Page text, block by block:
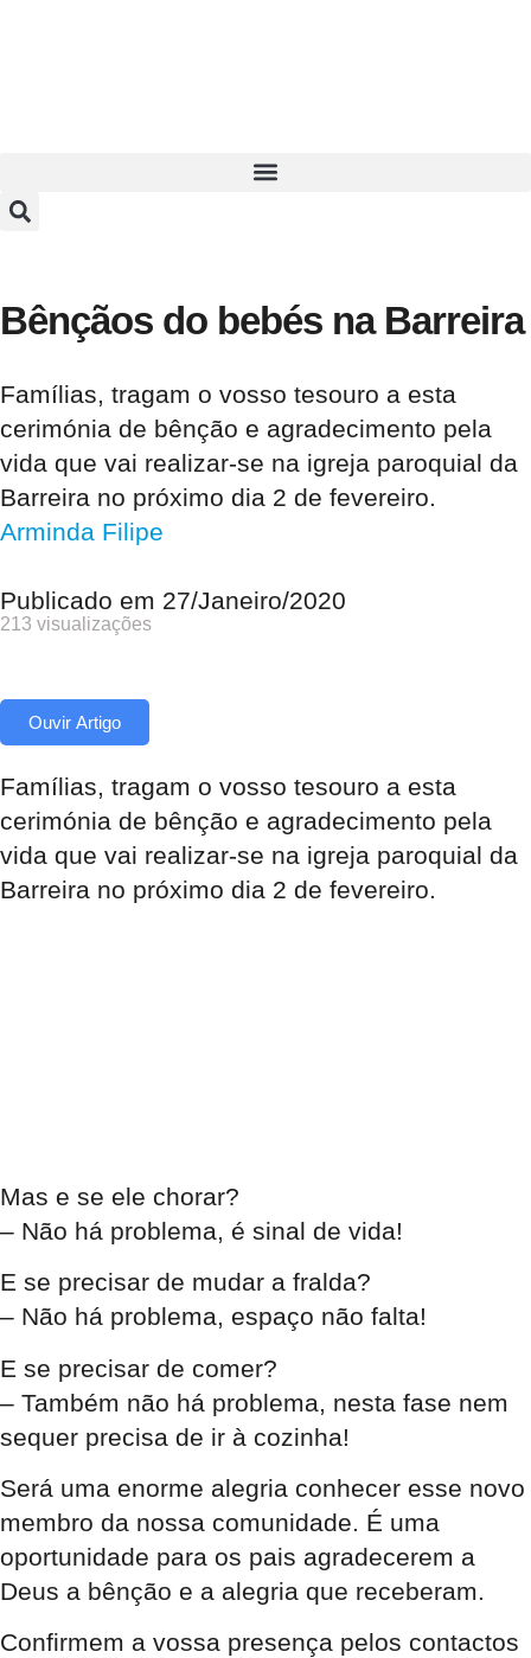
Bênçãos do bebés na Barreira
Famílias, tragam o vosso tesouro a esta
cerimónia de bênção e agradecimento pela
vida que vai realizar-se na igreja paroquial da
Barreira no próximo dia 2 de fevereiro.
Arminda Filipe
Publicado em 27/Janeiro/2020
213 visualizações
Ouvir Artigo
Famílias, tragam o vosso tesouro a esta
cerimónia de bênção e agradecimento pela
vida que vai realizar-se na igreja paroquial da
Barreira no próximo dia 2 de fevereiro.
Mas e se ele chorar?
– Não há problema, é sinal de vida!
E se precisar de mudar a fralda?
– Não há problema, espaço não falta!
E se precisar de comer?
– Também não há problema, nesta fase nem
sequer precisa de ir à cozinha!
Será uma enorme alegria conhecer esse novo
membro da nossa comunidade. É uma
oportunidade para os pais agradecerem a
Deus a bênção e a alegria que receberam.
Confirmem a vossa presença pelos contactos